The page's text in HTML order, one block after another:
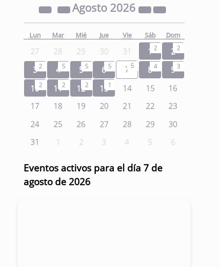
Agosto 2026
Lun Mar Mié Jue Vie Sáb Dom
27 28 29 30 31 12 22
32 4 5 5 5 6 5 7 5 84 93
102 112 122 131 14 15
16
17
18 19 20 21 22
23
24
25 26 27 28 29
30
31
1 2 3 4 5 6
Eventos activos para el día 7 de
agosto de 2026